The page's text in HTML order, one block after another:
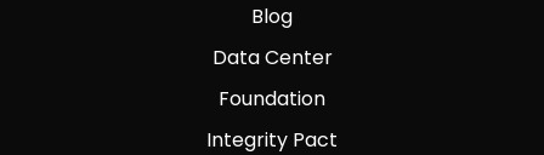
Blog
Data Center
Foundation
Integrity Pact